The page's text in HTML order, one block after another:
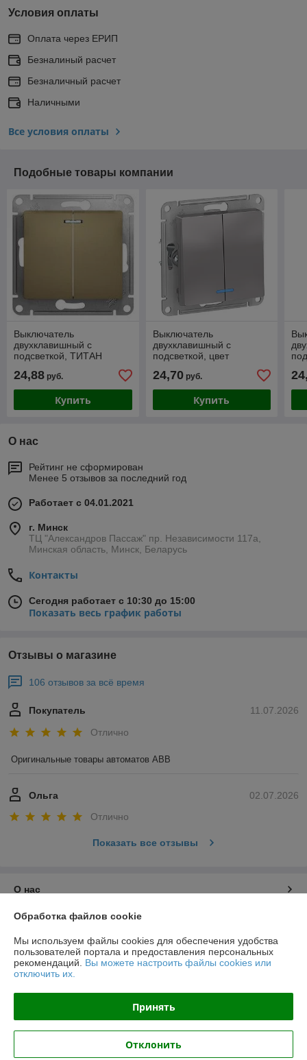
Условия оплаты
Оплата через ЕРИП
Безналиный расчет
Безналичный расчет
Наличными
Все условия оплаты
Подобные товары компании
Выключатель
двухклавишный с
подсветкой, ТИТАН
GLOSSA
24,88 руб.
Купить
Выключатель
двухклавишный с
подсветкой, цвет
Electric ATLAS DESIGN)
24,70руб.
Купить
О нас
Рейтинг не сформирован
Менее 5 отзывов за последний год
Работает с 04.01.2021
г. Минск
ТЦ "Александров Пассаж" пр. Независимости 117а,
Минская область, Минск, Беларусь
Контакты
Сегодня работает с 10:30 до 15:00
Показать весь график работы
Отзывы о магазине
106 отзывов за всё время
11.07.2026
Покупатель
Отлично
Оригинальные товары автоматов ABB
02.07.2026
Ольга
Отлично
Показать все отзывы
О нас
Контакты
Доставка и оплата
Полная версия сайта
Политика обработки cookies
Обработка файлов cookie
Мы используем файлы cookies для обеспечения удобства
пользователей портала и предоставления персональных
рекомендаций. Вы можете настроить файлы cookies или
отключить их.
Принять
Отклонить